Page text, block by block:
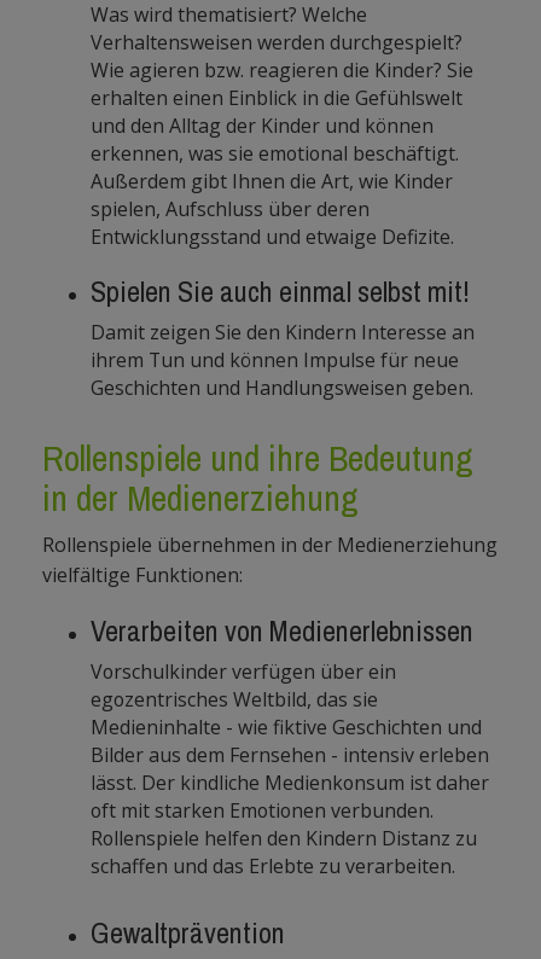
Was wird thematisiert? Welche
Verhaltensweisen werden durchgespielt?
Wie agieren bzw. reagieren die Kinder? Sie
erhalten einen Einblick in die Gefühlswelt
und den Alltag der Kinder und können
erkennen, was sie emotional beschäftigt.
Außerdem gibt Ihnen die Art, wie Kinder
spielen, Aufschluss über deren
Entwicklungsstand und etwaige Defizite.
Spielen Sie auch einmal selbst mit!
Damit zeigen Sie den Kindern Interesse an
ihrem Tun und können Impulse für neue
Geschichten und Handlungsweisen geben.
Rollenspiele und ihre Bedeutung
in der Medienerziehung
Rollenspiele übernehmen in der Medienerziehung
vielfältige Funktionen:
Verarbeiten von Medienerlebnissen
Vorschulkinder verfügen über ein
egozentrisches Weltbild, das sie
Medieninhalte - wie fiktive Geschichten und
Bilder aus dem Fernsehen - intensiv erleben
lässt. Der kindliche Medienkonsum ist daher
oft mit starken Emotionen verbunden.
Rollenspiele helfen den Kindern Distanz zu
schaffen und das Erlebte zu verarbeiten.
Gewaltprävention